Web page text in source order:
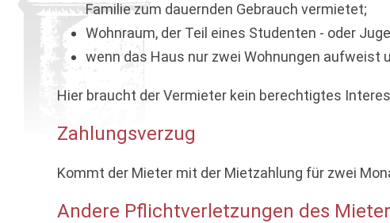
Familie zum dauernden Gebrauch vermietet;
Wohnraum, der Teil eines Studenten - oder
wenn das Haus nur zwei Wohnungen aufweist
Hier braucht der Vermieter kein berechtigtes
Zahlungsverzug
Kommt der Mieter mit der Mietzahlung für zwei
Andere Pflichtverletzungen des